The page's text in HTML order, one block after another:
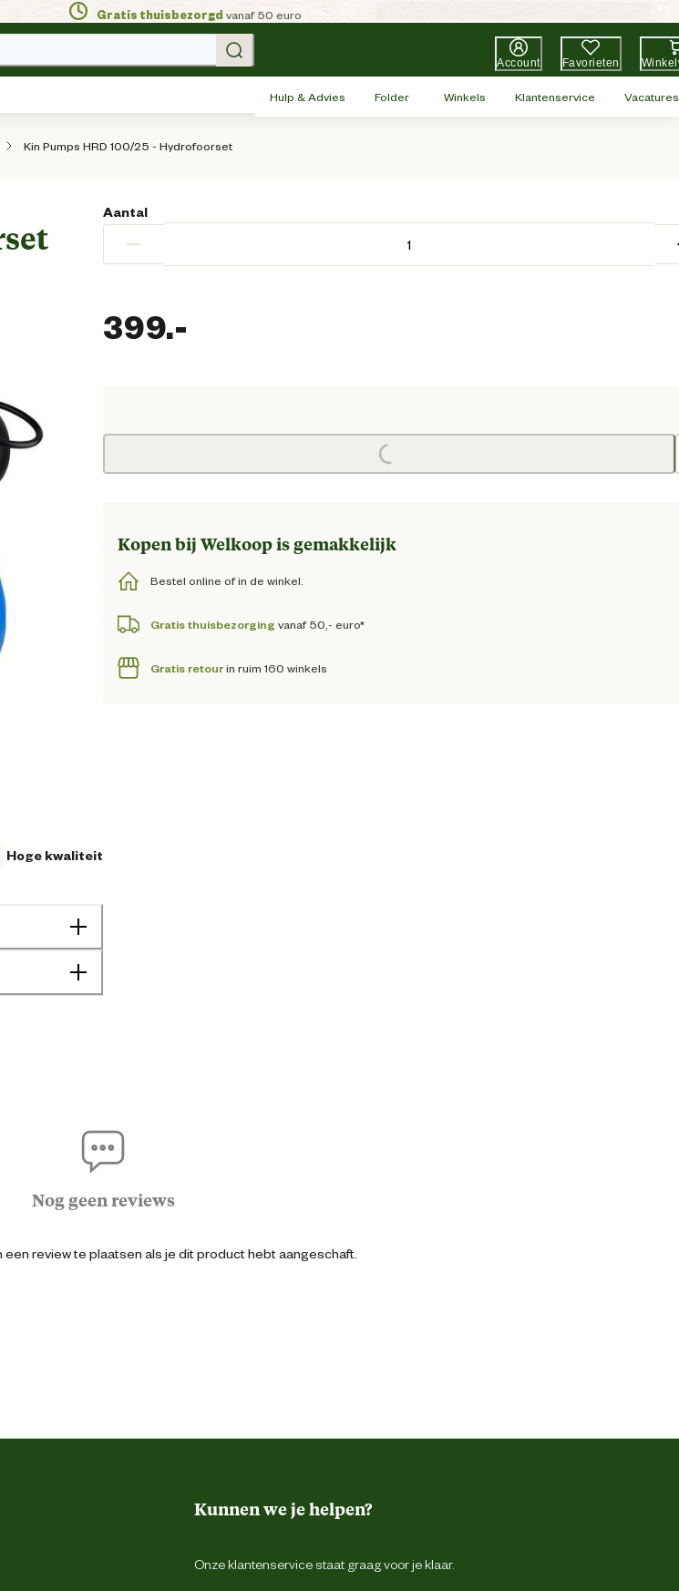
Gratis thuisbezorgd vanaf 50 euro
Account Favorieten
Hulp & Advies Folder Winkels Klantenservice Vacatures
Kin Pumps HRD 100/25 - Hydrofoorset
Hoge kwaliteit
Aantal
−
399.-
Kopen bij Welkoop is gemakkelijk
Bestel online of in de winkel.
Gratis thuisbezorging vanaf 50,- euro*
Gratis retourin ruim 160 winkels
Nog geen reviews
een review te plaatsen als je dit product hebt aangeschaft.
Kunnen we je helpen?
Onze klantenservice staat graag voor je klaar.